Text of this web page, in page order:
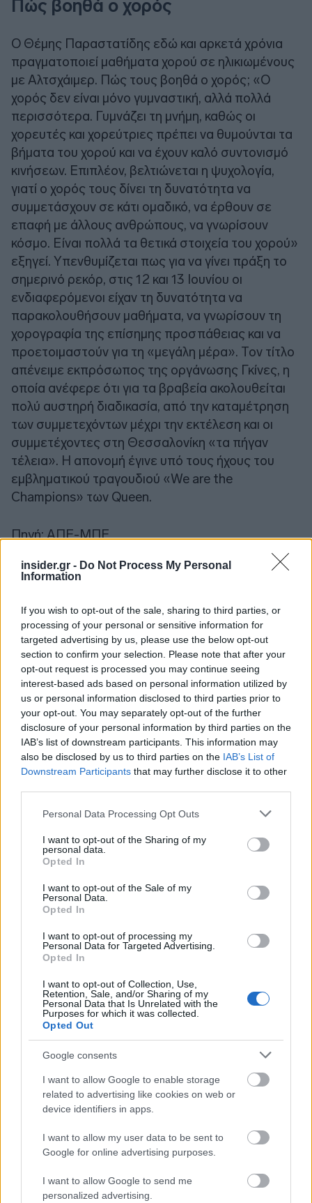
insider.gr - Do Not Process My Personal
Information
If you wish to opt-out of the sale, sharing to third parties, or
processing of your personal or sensitive information for
targeted advertising by us, please use the below opt-out
section to confirm your selection. Please note that after your
opt-out request is processed you may continue seeing
interest-based ads based on personal information utilized by
us or personal information disclosed to third parties prior to
your opt-out. You may separately opt-out of the further
disclosure of your personal information by third parties on the
IAB’s list of downstream participants. This information may
also be disclosed by us to third parties on the IAB’s List of
Downstream Participants that may further disclose it to other
Please note that this website/app uses one or more Google
not limited to your visit or usage behaviour. You may click to
grant or deny consent to Google and its third-party tags to
use your data for below specified purposes in below Google
consent section.
Personal Data Processing Opt Outs
I want to opt-out of the Sharing of my
personal data.
Opted In
I want to opt-out of the Sale of my
Personal Data.
Opted In
I want to opt-out of processing my
Personal Data for Targeted Advertising.
Opted In
I want to opt-out of Collection, Use,
Retention, Sale, and/or Sharing of my
Personal Data that Is Unrelated with the
Purposes for which it was collected.
Opted Out
Google consents
I want to allow Google to enable storage
related to advertising like cookies on web or
device identifiers in apps.
I want to allow my user data to be sent to
Google for online advertising purposes.
I want to allow Google to send me
personalized advertising.
Πώς βοηθά ο χορός
Ο Θέμης Παραστατίδης εδώ και αρκετά χρόνια
πραγματοποιεί μαθήματα χορού σε ηλικιωμένους
με Αλτσχάιμερ. Πώς τους βοηθά ο χορός; «Ο
χορός δεν είναι μόνο γυμναστική, αλλά πολλά
περισσότερα. Γυμνάζει τη μνήμη, καθώς οι
χορευτές και χορεύτριες πρέπει να θυμούνται τα
βήματα του χορού και να έχουν καλό συντονισμό
κινήσεων. Επιπλέον, βελτιώνεται η ψυχολογία,
γιατί ο χορός τους δίνει τη δυνατότητα να
συμμετάσχουν σε κάτι ομαδικό, να έρθουν σε
επαφή με άλλους ανθρώπους, να γνωρίσουν
κόσμο. Είναι πολλά τα θετικά στοιχεία του χορού»
εξηγεί. Υπενθυμίζεται πως για να γίνει πράξη το
σημερινό ρεκόρ, στις 12 και 13 Ιουνίου οι
ενδιαφερόμενοι είχαν τη δυνατότητα να
παρακολουθήσουν μαθήματα, να γνωρίσουν τη
χορογραφία της επίσημης προσπάθειας και να
προετοιμαστούν για τη «μεγάλη μέρα». Τον τίτλο
απένειμε εκπρόσωπος της οργάνωσης Γκίνες, η
οποία ανέφερε ότι για τα βραβεία ακολουθείται
πολύ αυστηρή διαδικασία, από την καταμέτρηση
των συμμετεχόντων μέχρι την εκτέλεση και οι
συμμετέχοντες στη Θεσσαλονίκη «τα πήγαν
τέλεια». H απονομή έγινε υπό τους ήχους του
εμβληματικού τραγουδιού «We are the
Champions» των Queen.
Πηγή: ΑΠΕ-ΜΠΕ
Ακολουθήστε τοinsider.gr στο Google News
πρώτοι όλες τιςειδήσεις